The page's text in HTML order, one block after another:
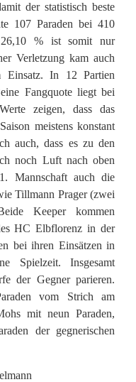
der statistisch beste
107 Paraden bei 410
% ist somit nur
Verletzung kam auch
Einsatz. In 12 Partien
Fangquote liegt bei
zeigen, dass das
meistens konstant
auch, dass es zu den
noch Luft nach oben
Mannschaft auch die
Tillmann Prager (zwei
Keeper kommen
HC Elbflorenz in der
bei ihren Einsätzen in
Spielzeit. Insgesamt
der Gegner parieren.
vom Strich am
mit neun Paraden,
der gegnerischen